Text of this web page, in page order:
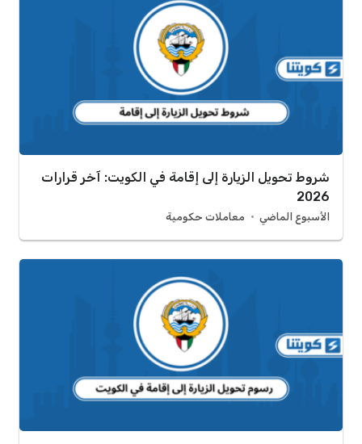
شروط تحويل الزيارة إلى إقامة في الكويت: آخر قرارات
2026
الأسبوع الماضي معاملات حكومية